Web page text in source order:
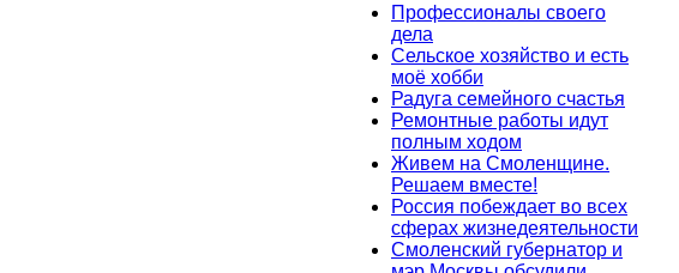
Профессионалы своего
дела
Сельское хозяйство и есть
моё хобби
Радуга семейного счастья
Ремонтные работы идут
полным ходом
Живем на Смоленщине.
Решаем вместе!
Россия побеждает во всех
сферах жизнедеятельности
Смоленский губернатор и